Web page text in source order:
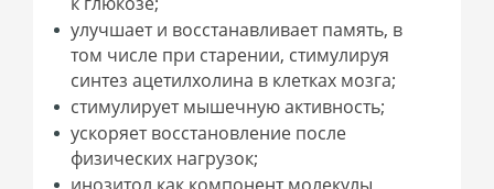
улучшает и восстанавливает память, в
том числе при старении, стимулируя
синтез ацетилхолина в клетках мозга;
стимулирует мышечную активность;
ускоряет восстановление после
физических нагрузок;